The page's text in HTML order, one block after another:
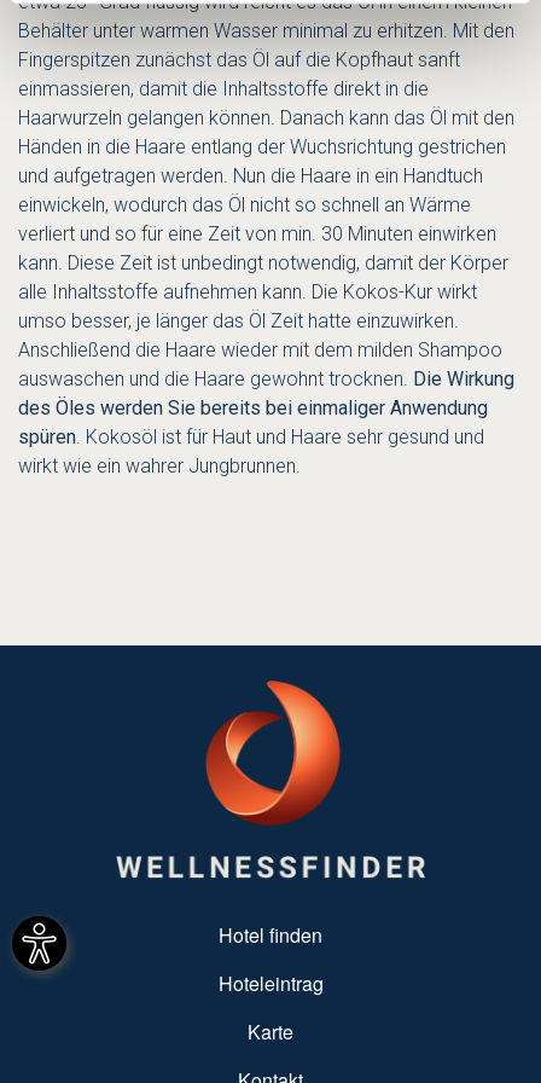
Behälter unter warmen Wasser minimal zu erhitzen. Mit den
Fingerspitzen zunächst das Öl auf die Kopfhaut sanft
einmassieren, damit die Inhaltsstoffe direkt in die
Haarwurzeln gelangen können. Danach kann das Öl mit den
Händen in die Haare entlang der Wuchsrichtung gestrichen
und aufgetragen werden. Nun die Haare in ein Handtuch
einwickeln, wodurch das Öl nicht so schnell an Wärme
verliert und so für eine Zeit von min. 30 Minuten einwirken
kann. Diese Zeit ist unbedingt notwendig, damit der Körper
alle Inhaltsstoffe aufnehmen kann. Die Kokos-Kur wirkt
umso besser, je länger das Öl Zeit hatte einzuwirken.
Anschließend die Haare wieder mit dem milden Shampoo
auswaschen und die Haare gewohnt trocknen. Die Wirkung
des Öles werden Sie bereits bei einmaliger Anwendung
spüren. Kokosöl ist für Haut und Haare sehr gesund und
wirkt wie ein wahrer Jungbrunnen.
SUBFOOTER MENU
Hotel finden
Hoteleintrag
Karte